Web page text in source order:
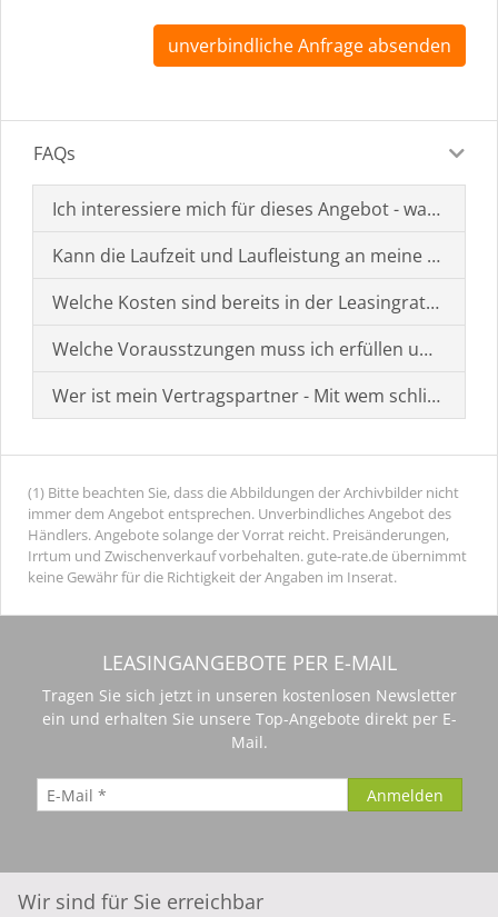
unverbindliche Anfrage absenden
FAQs
Ich interessiere mich für dieses Angebot - was muss
Kann die Laufzeit und Laufleistung an meine
Welche Kosten sind bereits in der Leasingrate
Welche Vorausstzungen muss ich erfüllen um einen
Wer ist mein Vertragspartner - Mit wem schließe ich
(1) Bitte beachten Sie, dass die Abbildungen der Archivbilder nicht
immer dem Angebot entsprechen. Unverbindliches Angebot des
Händlers. Angebote solange der Vorrat reicht. Preisänderungen,
Irrtum und Zwischenverkauf vorbehalten. gute-rate.de übernimmt
keine Gewähr für die Richtigkeit der Angaben im Inserat.
LEASINGANGEBOTE PER E-MAIL
Tragen Sie sich jetzt in unseren kostenlosen Newsletter
ein und erhalten Sie unsere Top-Angebote direkt per E-
Mail.
Wir sind für Sie erreichbar